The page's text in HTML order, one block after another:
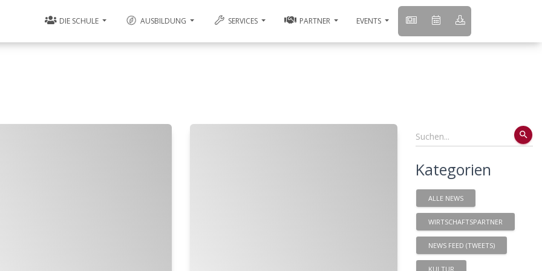
DIE SCHULE AUSBILDUNG SERVICES PARTNER EVENTS
search
Kategorien
ALLE NEWS
WIRTSCHAFTSPARTNER
NEWS FEED (TWEETS)
KULTUR